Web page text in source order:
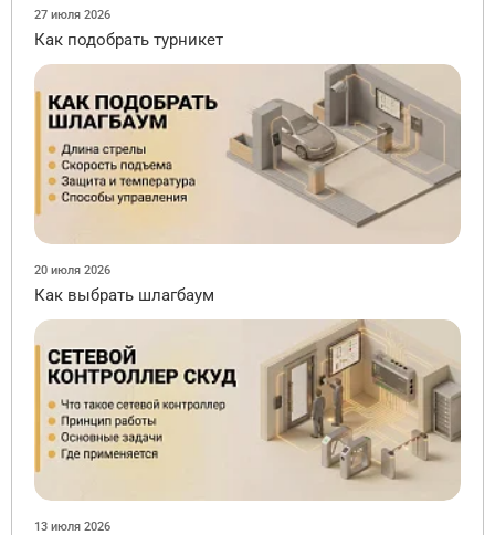
27 июля 2026
Как подобрать турникет
20 июля 2026
Как выбрать шлагбаум
13 июля 2026